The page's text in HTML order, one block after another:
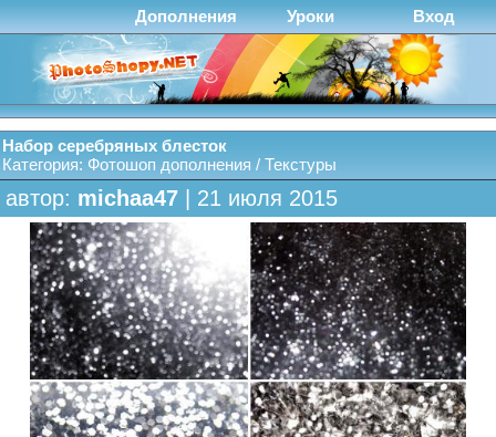
Дополнения Уроки Вход
Набор серебряных блесток
Категория: Фотошоп дополнения / Текстуры
автор: michaa47 | 21 июля 2015